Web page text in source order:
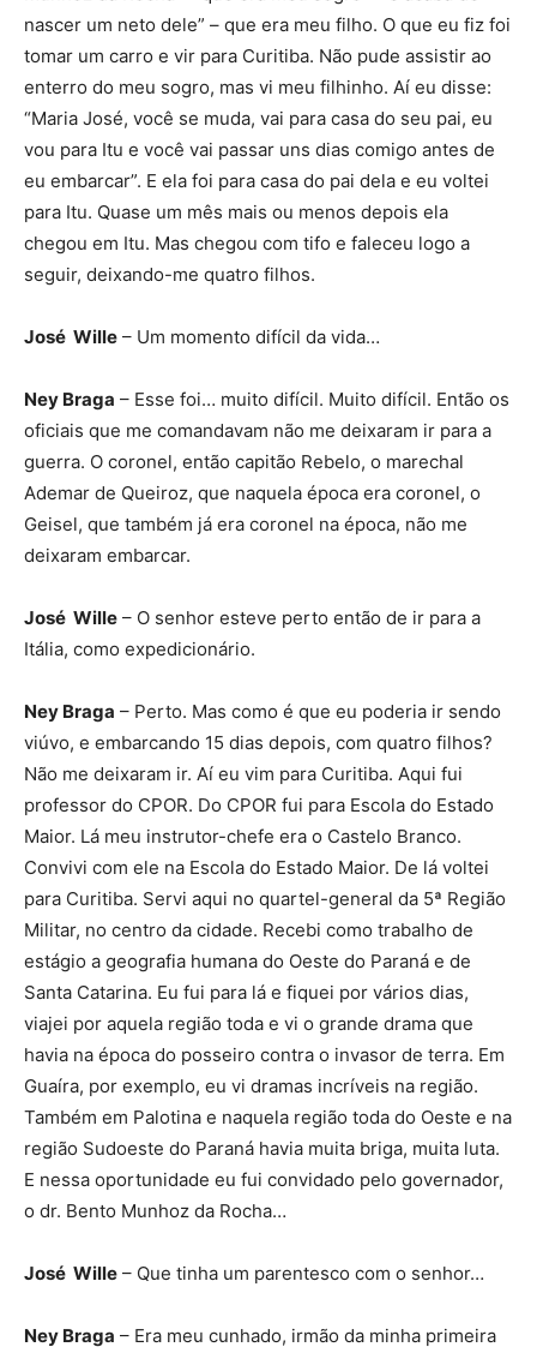
nascer um neto dele” – que era meu filho. O que eu fiz foi
tomar um carro e vir para Curitiba. Não pude assistir ao
enterro do meu sogro, mas vi meu filhinho. Aí eu disse:
“Maria José, você se muda, vai para casa do seu pai, eu
vou para Itu e você vai passar uns dias comigo antes de
eu embarcar”. E ela foi para casa do pai dela e eu voltei
para Itu. Quase um mês mais ou menos depois ela
chegou em Itu. Mas chegou com tifo e faleceu logo a
seguir, deixando-me quatro filhos.
José Wille – Um momento difícil da vida…
Ney Braga – Esse foi… muito difícil. Muito difícil. Então os
oficiais que me comandavam não me deixaram ir para a
guerra. O coronel, então capitão Rebelo, o marechal
Ademar de Queiroz, que naquela época era coronel, o
Geisel, que também já era coronel na época, não me
deixaram embarcar.
José Wille – O senhor esteve perto então de ir para a
Itália, como expedicionário.
Ney Braga – Perto. Mas como é que eu poderia ir sendo
viúvo, e embarcando 15 dias depois, com quatro filhos?
Não me deixaram ir. Aí eu vim para Curitiba. Aqui fui
professor do CPOR. Do CPOR fui para Escola do Estado
Maior. Lá meu instrutor-chefe era o Castelo Branco.
Convivi com ele na Escola do Estado Maior. De lá voltei
para Curitiba. Servi aqui no quartel-general da 5ª Região
Militar, no centro da cidade. Recebi como trabalho de
estágio a geografia humana do Oeste do Paraná e de
Santa Catarina. Eu fui para lá e fiquei por vários dias,
viajei por aquela região toda e vi o grande drama que
havia na época do posseiro contra o invasor de terra. Em
Guaíra, por exemplo, eu vi dramas incríveis na região.
Também em Palotina e naquela região toda do Oeste e na
região Sudoeste do Paraná havia muita briga, muita luta.
E nessa oportunidade eu fui convidado pelo governador,
o dr. Bento Munhoz da Rocha…
José Wille – Que tinha um parentesco com o senhor…
Ney Braga – Era meu cunhado, irmão da minha primeira